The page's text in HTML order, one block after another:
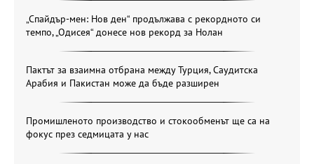
„Спайдър-мен: Нов ден“ продължава с рекордното си
темпо, „Одисея“ донесе нов рекорд за Нолан
Пактът за взаимна отбрана между Турция, Саудитска
Арабия и Пакистан може да бъде разширен
Промишленото производство и стокообменът ще са на
фокус през седмицата у нас